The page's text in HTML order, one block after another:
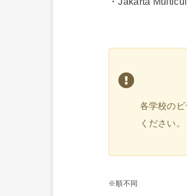
各学校の
ください。
※順不同